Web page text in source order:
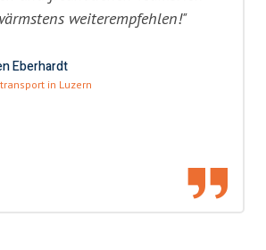
weiterempfehlen!"
Eberhardt
in Luzern